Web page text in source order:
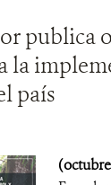
publica
la
país